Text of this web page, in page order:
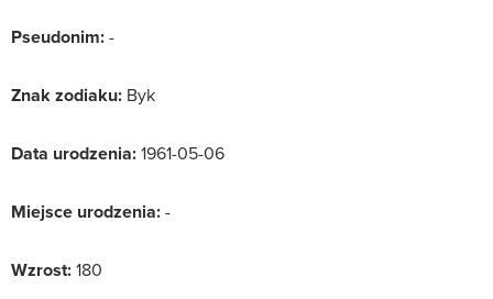
Pseudonim:-
Znak zodiaku: Byk
Data urodzenia:1961-05-06
Miejsce urodzenia:-
Wzrost:180